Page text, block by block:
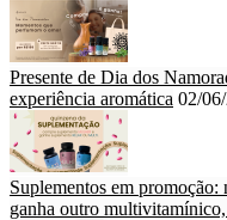
Presente de Dia dos
experiência aromática 02/
Suplementos em
ganha outro